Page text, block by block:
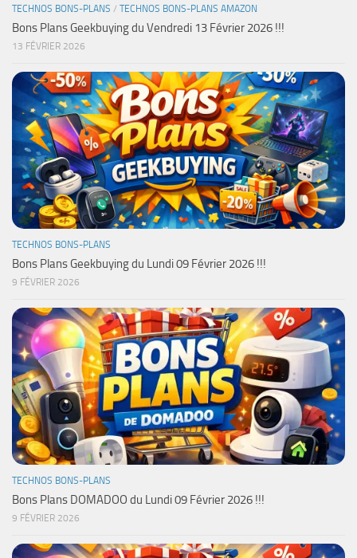
TECHNOS BONS-PLANS / TECHNOS BONS-PLANS AMAZON
Bons Plans Geekbuying du Vendredi 13 Février 2026 !!!
13 FÉVRIER 2026
TECHNOS BONS-PLANS
Bons Plans Geekbuying du Lundi 09 Février 2026 !!!
9 FÉVRIER 2026
TECHNOS BONS-PLANS
Bons Plans DOMADOO du Lundi 09 Février 2026 !!!
9 FÉVRIER 2026